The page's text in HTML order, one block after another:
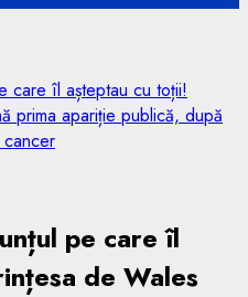
care îl așteptau cu toții!
prima apariție publică, după
pe care îl
de Wales